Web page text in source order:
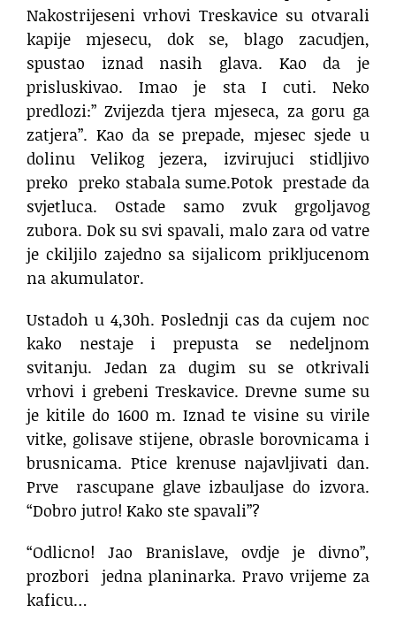
Nakostrijeseni vrhovi Treskavice su otvarali
kapije mjesecu, dok se, blago zacudjen,
spustao iznad nasih glava. Kao da je
prisluskivao. Imao je sta I cuti. Neko
predlozi:” Zvijezda tjera mjeseca, za goru ga
zatjera”. Kao da se prepade, mjesec sjede u
dolinu Velikog jezera, izvirujuci stidljivo
preko preko stabala sume.Potok prestade da
svjetluca. Ostade samo zvuk grgoljavog
zubora. Dok su svi spavali, malo zara od vatre
je ckiljilo zajedno sa sijalicom prikljucenom
na akumulator.
Ustadoh u 4,30h. Poslednji cas da cujem noc
kako nestaje i prepusta se nedeljnom
svitanju. Jedan za dugim su se otkrivali
vrhovi i grebeni Treskavice. Drevne sume su
je kitile do 1600 m. Iznad te visine su virile
vitke, golisave stijene, obrasle borovnicama i
brusnicama. Ptice krenuse najavljivati dan.
Prve
rascupane glave izbauljase do izvora.
“Dobro jutro! Kako ste spavali”?
“Odlicno! Jao Branislave, ovdje je divno”,
prozbori jedna planinarka. Pravo vrijeme za
kaficu…